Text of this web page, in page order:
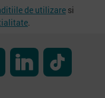
de utilizare si
.
InstagramLinkedIn